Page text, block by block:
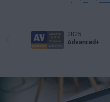
2025
Advanced+